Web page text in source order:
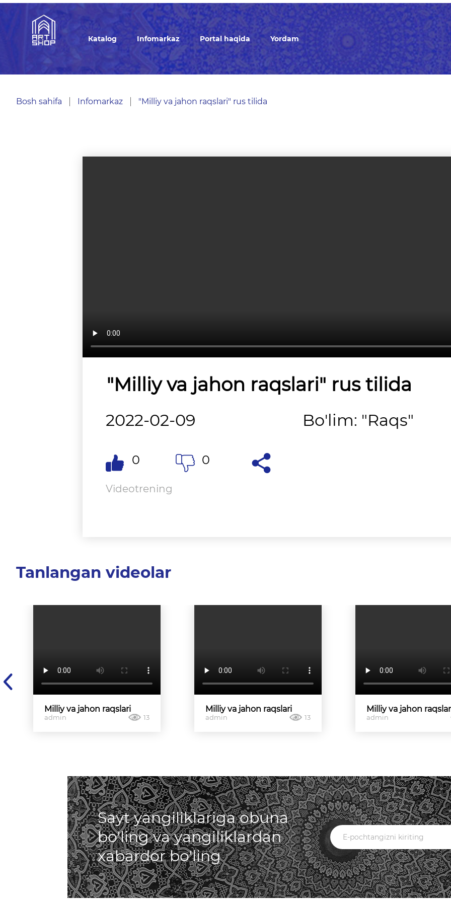
Кatalog Infomarkaz Portal haqida Yordam
Bosh sahifa Infomarkaz "Milliy va jahon raqslari" rus tilida
"Milliy va jahon raqslari" rus tilida
2022-02-09 Bo'lim: "Raqs"
0 0
Videotrening
Tanlangan videolar
Milliy va jahon raqslari
admin 13
Milliy va jahon raqslari
admin 13
Milliy va jahon
admin
Sayt yangiliklariga obuna
bo'ling va yangiliklardan
xabardor bo'ling